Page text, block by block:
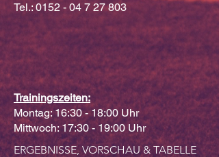
Tel.: 0152 - 04 7 27 803
Trainingszeiten:
Montag: 16:30 - 18:00 Uhr
Mittwoch: 17:30 - 19:00 Uhr
ERGEBNISSE, VORSCHAU & TABELLE